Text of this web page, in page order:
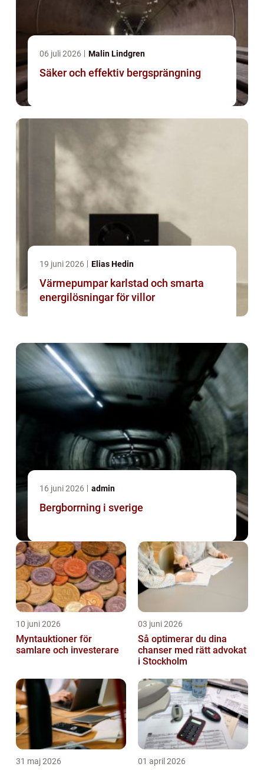
06 juli 2026 Malin Lindgren
Säker och effektiv bergsprängning
19 juni 2026 Elias Hedin
Värmepumpar karlstad och smarta
energilösningar för villor
16 juni 2026 admin
Bergborrning i sverige
10 juni 2026
Myntauktioner för
samlare och investerare
03 juni 2026
Så optimerar du dina
chanser med rätt advokat
i Stockholm
31 maj 2026 01 april 2026